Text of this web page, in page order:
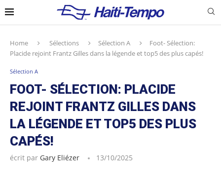
Home Sélections Sélection A
Foot- Sélection:
Placide rejoint Frantz Gilles dans la légende et top5 des plus capés!
Sélection A
FOOT- SÉLECTION: PLACIDE
REJOINT FRANTZ GILLES DANS
LA LÉGENDE ET TOP5 DES PLUS
CAPÉS!
écrit par Gary Eliézer 13/10/2025